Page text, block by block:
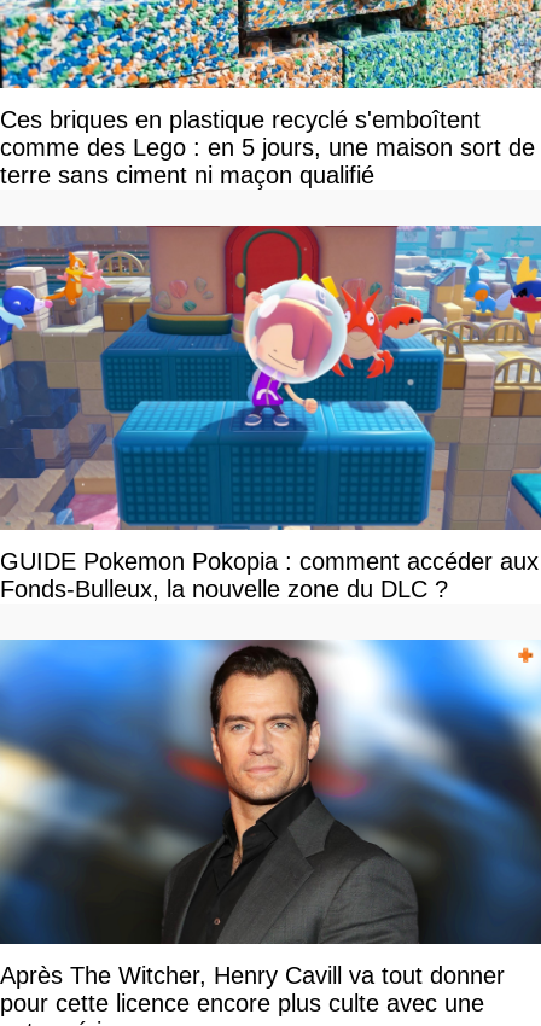
Ces briques en plastique recyclé s'emboîtent
comme des Lego : en 5 jours, une maison sort de
terre sans ciment ni maçon qualifié
GUIDE Pokemon Pokopia : comment accéder aux
Fonds-Bulleux, la nouvelle zone du DLC ?
Après The Witcher, Henry Cavill va tout donner
pour cette licence encore plus culte avec une